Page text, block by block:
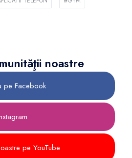
noastre
pe Facebook
pe YouTube